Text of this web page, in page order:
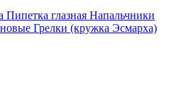
Пипетка глазная Напальчники
Грелки (кружка Эсмарха)